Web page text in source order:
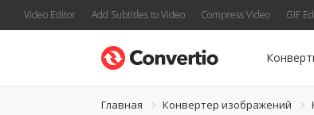
Video Editor Add Subtitles to Video Compress Video GIF
Главная Конвертер изображений